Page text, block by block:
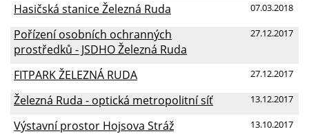
07.03.2018
Hasičská stanice Železná Ruda
27.12.2017
Pořízení osobních ochranných
prostředků - JSDHO Železná Ruda
27.12.2017
FITPARK ŽELEZNÁ RUDA
13.12.2017
Železná Ruda - optická metropolitní síť
13.10.2017
Výstavní prostor Hojsova Stráž